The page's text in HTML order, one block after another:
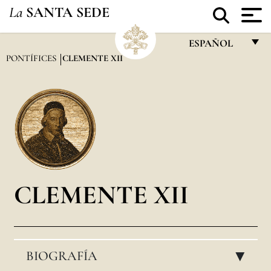
La SANTA SEDE
ESPAÑOL
DEUTSCH
PONTÍFICES CLEMENTE XII
CLEMENTE XII
BIOGRAFÍA ▸